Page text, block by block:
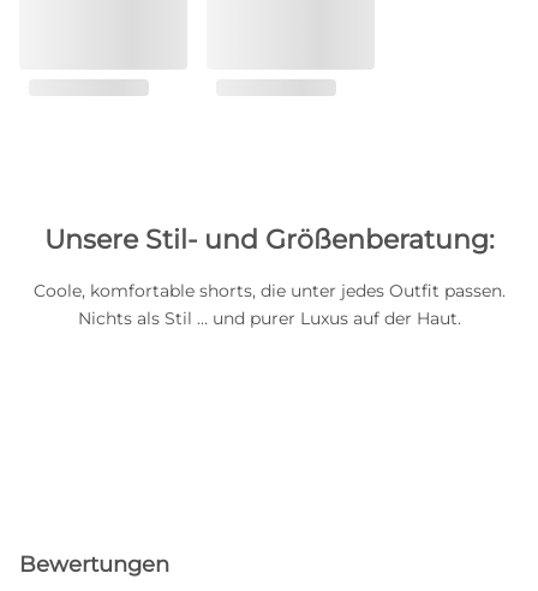
Unsere Stil- und Größenberatung:
Coole, komfortable shorts, die unter jedes Outfit passen.
Nichts als Stil … und purer Luxus auf der Haut.
Bewertungen